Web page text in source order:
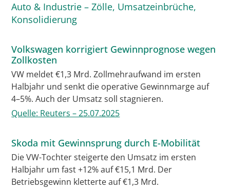
Auto & Industrie – Zölle, Umsatzeinbrüche,
Konsolidierung
Volkswagen korrigiert Gewinnprognose wegen
Zollkosten
VW meldet €1,3 Mrd. Zollmehraufwand im ersten
Halbjahr und senkt die operative Gewinnmarge auf
4–5%. Auch der Umsatz soll stagnieren.
Quelle: Reuters – 25.07.2025
Skoda mit Gewinnsprung durch E-Mobilität
Die VW-Tochter steigerte den Umsatz im ersten
Halbjahr um fast +12% auf €15,1 Mrd. Der
Betriebsgewinn kletterte auf €1,3 Mrd.